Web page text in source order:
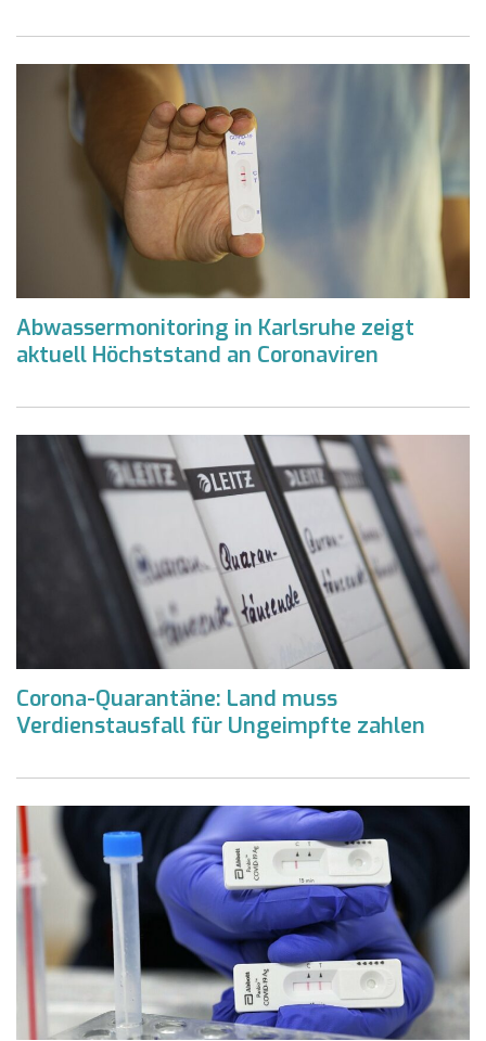
Abwassermonitoring in Karlsruhe zeigt
aktuell Höchststand an Coronaviren
Corona-Quarantäne: Land muss
Verdienstausfall für Ungeimpfte zahlen